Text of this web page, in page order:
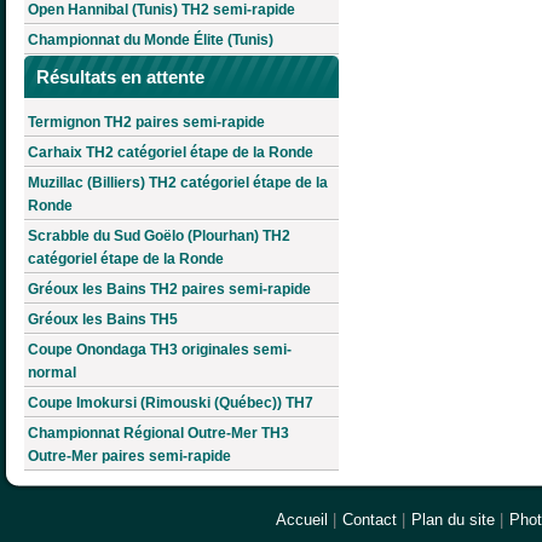
Open Hannibal (Tunis) TH2 semi-rapide
Championnat du Monde Élite (Tunis)
Résultats en attente
Termignon TH2 paires semi-rapide
Carhaix TH2 catégoriel étape de la Ronde
Muzillac (Billiers) TH2 catégoriel étape de la
Ronde
Scrabble du Sud Goëlo (Plourhan) TH2
catégoriel étape de la Ronde
Gréoux les Bains TH2 paires semi-rapide
Gréoux les Bains TH5
Coupe Onondaga TH3 originales semi-
normal
Coupe Imokursi (Rimouski (Québec)) TH7
Championnat Régional Outre-Mer TH3
Outre-Mer paires semi-rapide
Accueil Contact Plan du site